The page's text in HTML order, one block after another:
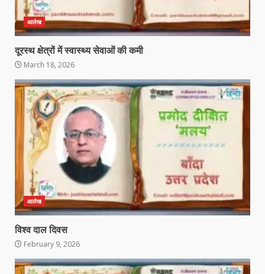
आलेख
दूरस्थ क्षेत्रों में स्वास्थ्य सेवाओं की कमी
March 18, 2026
आलेख
विश्व दाल दिवस
February 9, 2026